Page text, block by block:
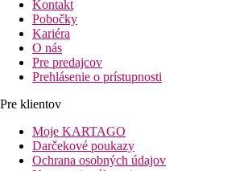
Kontakt
Pobočky
Kariéra
O nás
Pre predajcov
Prehlásenie o prístupnosti
Pre klientov
Moje KARTAGO
Darčekové poukazy
Ochrana osobných údajov